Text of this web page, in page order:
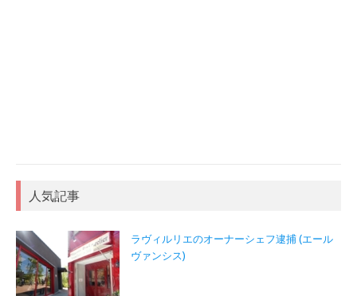
人気記事
ラヴィルリエのオーナーシェフ逮捕 (エール
ヴァンシス)